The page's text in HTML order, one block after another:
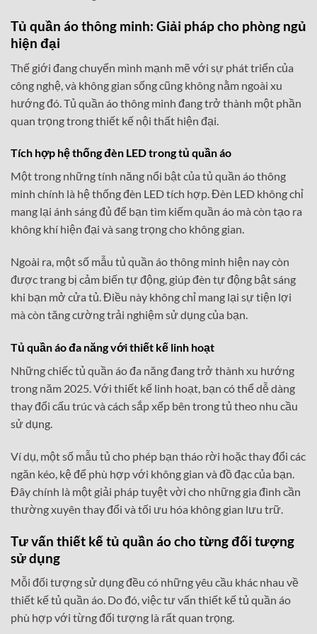
Tủ quần áo thông minh: Giải pháp cho phòng ngủ
hiện đại
Thế giới đang chuyển mình mạnh mẽ với sự phát triển của
công nghệ, và không gian sống cũng không nằm ngoài xu
hướng đó. Tủ quần áo thông minh đang trở thành một phần
quan trọng trong thiết kế nội thất hiện đại.
Tích hợp hệ thống đèn LED trong tủ quần áo
Một trong những tính năng nổi bật của tủ quần áo thông
minh chính là hệ thống đèn LED tích hợp. Đèn LED không chỉ
mang lại ánh sáng đủ để bạn tìm kiếm quần áo mà còn tạo ra
không khí hiện đại và sang trọng cho không gian.
Ngoài ra, một số mẫu tủ quần áo thông minh hiện nay còn
được trang bị cảm biến tự động, giúp đèn tự động bật sáng
khi bạn mở cửa tủ. Điều này không chỉ mang lại sự tiện lợi
mà còn tăng cường trải nghiệm sử dụng của bạn.
Tủ quần áo đa năng với thiết kế linh hoạt
Những chiếc tủ quần áo đa năng đang trở thành xu hướng
trong năm 2025. Với thiết kế linh hoạt, bạn có thể dễ dàng
thay đổi cấu trúc và cách sắp xếp bên trong tủ theo nhu cầu
sử dụng.
Ví dụ, một số mẫu tủ cho phép bạn tháo rời hoặc thay đổi các
ngăn kéo, kệ để phù hợp với không gian và đồ đạc của bạn.
Đây chính là một giải pháp tuyệt vời cho những gia đình cần
thường xuyên thay đổi và tối ưu hóa không gian lưu trữ.
Tư vấn thiết kế tủ quần áo cho từng đối tượng
sử dụng
Mỗi đối tượng sử dụng đều có những yêu cầu khác nhau về
thiết kế tủ quần áo. Do đó, việc tư vấn thiết kế tủ quần áo
phù hợp với từng đối tượng là rất quan trọng.